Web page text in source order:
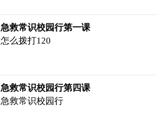
急救常识校园行第一课
怎么拨打120
急救常识校园行第四课
急救常识校园行